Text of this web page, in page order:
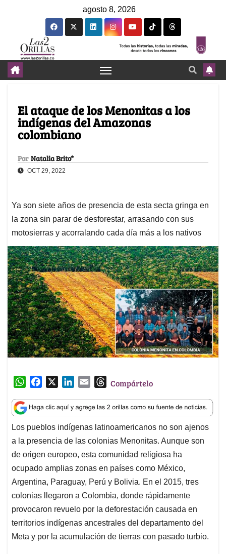
agosto 8, 2026
El ataque de los Menonitas a los
indígenas del Amazonas
colombiano
Por Natalia Brito*
OCT 29, 2022
Ya son siete años de presencia de esta secta gringa en
la zona sin parar de desforestar, arrasando con sus
motosierras y acorralando cada día más a los nativos
W
a
t
s
A
p
p
c
e
b
o
o
k
n
k
e
d
I
n
a
i
l
T
r
e
a
d
s
Compártelo
Los pueblos indígenas latinoamericanos no son ajenos
a la presencia de las colonias Menonitas. Aunque son
de origen europeo, esta comunidad religiosa ha
ocupado amplias zonas en países como México,
Argentina, Paraguay, Perú y Bolivia. En el 2015, tres
colonias llegaron a Colombia, donde rápidamente
provocaron revuelo por la deforestación causada en
territorios indígenas ancestrales del departamento del
Meta y por la acumulación de tierras con pasado turbio.